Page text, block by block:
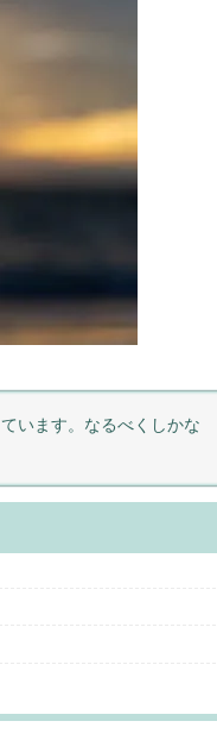
います。なるべくしかな